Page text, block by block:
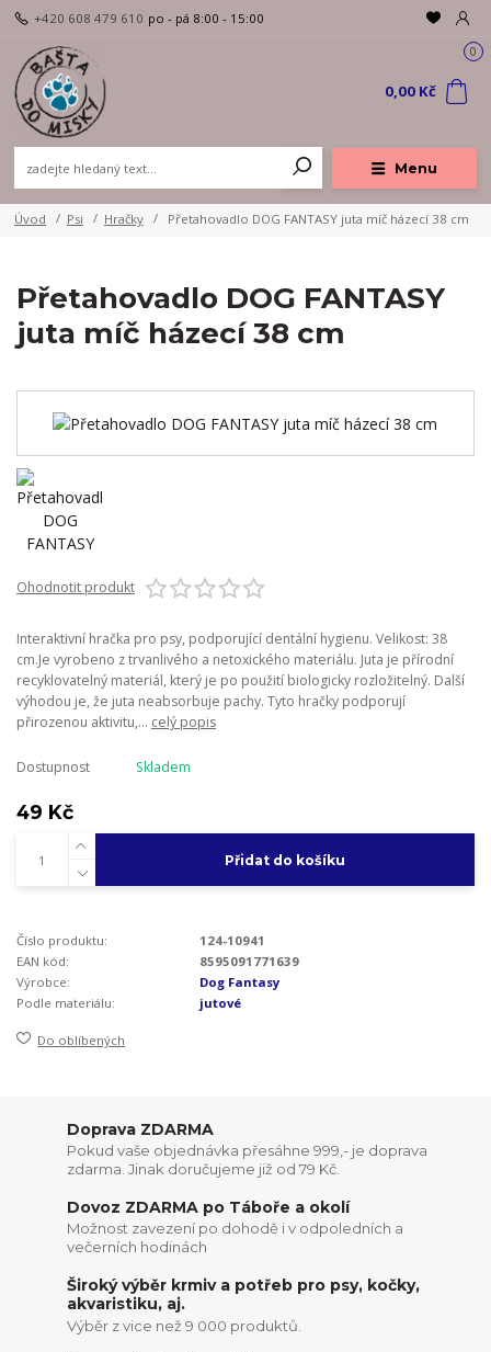
Menu
+420 608 479 610 po - pá 8:00 - 15:00
0
0,00 Kč
Úvod Psi Hračky Přetahovadlo DOG FANTASY juta míč házecí 38 cm
Přetahovadlo DOG FANTASY
juta míč házecí 38 cm
Ohodnotit produkt
Interaktivní hračka pro psy, podporující dentální hygienu. Velikost: 38
cm.Je vyrobeno z trvanlivého a netoxického materiálu. Juta je přírodní
recyklovatelný materiál, který je po použití biologicky rozložitelný. Další
výhodou je, že juta neabsorbuje pachy. Tyto hračky podporují
přirozenou aktivitu,... celý popis
Dostupnost Skladem
49 Kč
Přidat do košíku
Číslo produktu:
124-10941
EAN kód:
8595091771639
Výrobce:
Dog Fantasy
Podle materiálu:
jutové
Do oblíbených
Doprava ZDARMA
Pokud vaše objednávka přesáhne 999,- je doprava
zdarma. Jinak doručujeme již od 79 Kč.
Dovoz ZDARMA po Táboře a okolí
Možnost zavezení po dohodě i v odpoledních a
večerních hodinách
Široký výběr krmiv a potřeb pro psy, kočky,
akvaristiku, aj.
Výběr z vice než 9 000 produktů.